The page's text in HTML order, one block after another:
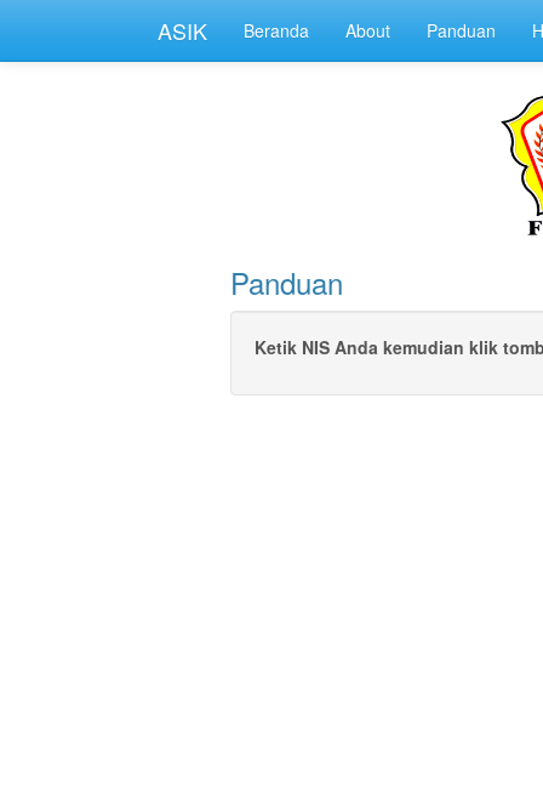
ASIK Beranda About Panduan
Panduan
Ketik NIS Anda kemudian klik